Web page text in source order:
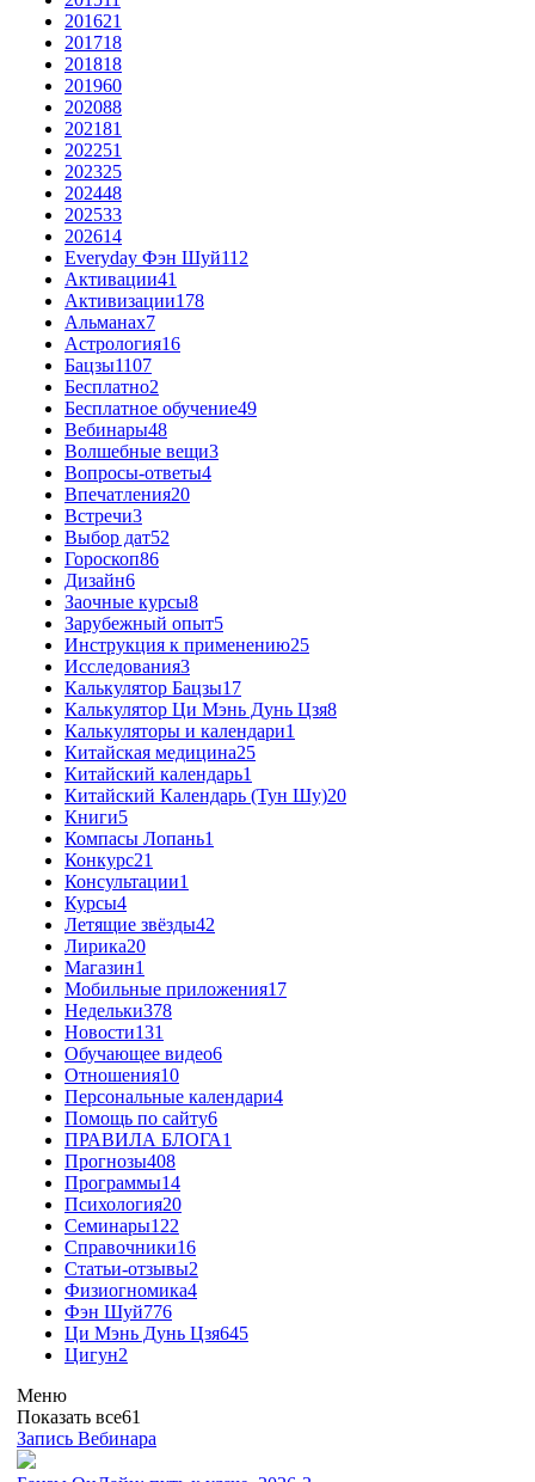
201621
201718
201818
201960
202088
202181
202251
202325
202448
202533
202614
Everyday Фэн Шуй112
Активации41
Активизации178
Альманах7
Астрология16
Бацзы1107
Бесплатно2
Бесплатное обучение49
Вебинары48
Волшебные вещи3
Вопросы-ответы4
Впечатления20
Встречи3
Выбор дат52
Гороскоп86
Дизайн6
Заочные курсы8
Зарубежный опыт5
Инструкция к применению25
Исследования3
Калькулятор Бацзы17
Калькулятор Ци Мэнь Дунь Цзя8
Калькуляторы и календари1
Китайская медицина25
Китайский календарь1
Китайский Календарь (Тун Шу)20
Книги5
Компасы Лопань1
Конкурс21
Консультации1
Курсы4
Летящие звёзды42
Лирика20
Магазин1
Мобильные приложения17
Недельки378
Новости131
Обучающее видео6
Отношения10
Персональные календари4
Помощь по сайту6
ПРАВИЛА БЛОГА1
Прогнозы408
Программы14
Психология20
Семинары122
Справочники16
Статьи-отзывы2
Физиогномика4
Фэн Шуй776
Ци Мэнь Дунь Цзя645
Цигун2
Меню
Показать все61
Запись Вебинара